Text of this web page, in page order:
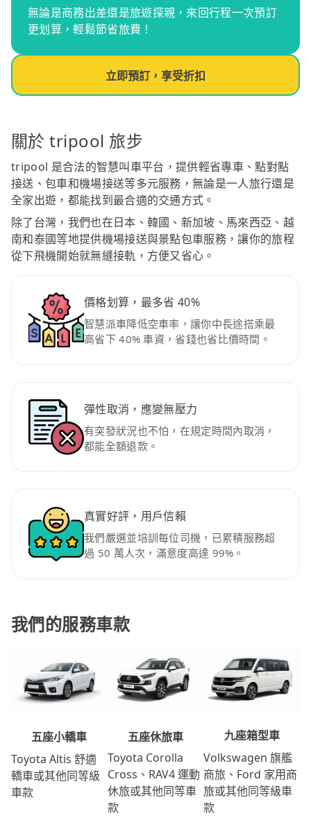
無論是商務出差還是旅遊探親，來回行程一次預訂
更划算，輕鬆節省旅費！
立即預訂，享受折扣
關於 tripool 旅步
tripool 是合法的智慧叫車平台，提供輕省專車、點對點
接送、包車和機場接送等多元服務，無論是一人旅行還是
全家出遊，都能找到最合適的交通方式。
除了台灣，我們也在日本、韓國、新加坡、馬來西亞、越
南和泰國等地提供機場接送與景點包車服務，讓你的旅程
從下飛機開始就無縫接軌，方便又省心。
價格划算，最多省 40%
智慧派車降低空車率，讓你中長途搭乘最
高省下 40% 車資，省錢也省比價時間。
彈性取消，應變無壓力
有突發狀況也不怕，在規定時間內取消，
都能全額退款。
真實好評，用戶信賴
我們嚴選並培訓每位司機，已累積服務超
過 50 萬人次，滿意度高達 99%。
我們的服務車款
五座小轎車
Toyota Altis 舒適
轎車或其他同等級
車款
五座休旅車
Toyota Corolla
Cross、RAV4 運動
休旅或其他同等車
款
九座箱型車
Volkswagen 旗艦
商旅、Ford 家用商
旅或其他同等級車
款